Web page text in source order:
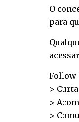
O
para
Follow
>
>
>